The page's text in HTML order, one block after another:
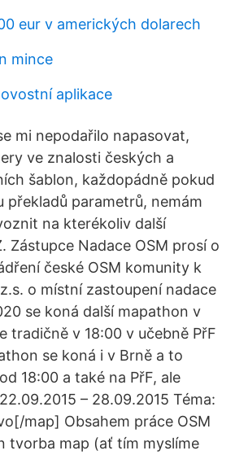
eur v amerických dolarech
mince
aplikace
mi nepodařilo napasovat,
ve znalosti českých a
šablon, každopádně pokud
překladů parametrů, nemám
na kterékoliv další
Zástupce Nadace OSM prosí o
české OSM komunity k
o místní zastoupení nadace
se koná další mapathon v
tradičně v 18:00 v učebně PřF
se koná i v Brně a to
18:00 a také na PřF, ale
– 28.09.2015 Téma:
map] Obsahem práce OSM
tvorba map (ať tím myslíme